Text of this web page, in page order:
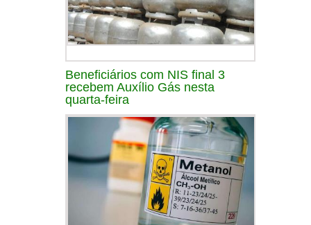
Beneficiários com NIS final 3
recebem Auxílio Gás nesta
quarta-feira